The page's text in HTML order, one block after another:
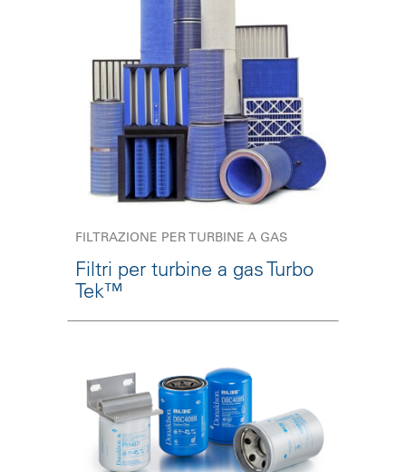
FILTRAZIONE PER TURBINE A GAS
Filtri per turbine a gas Turbo
Tek™